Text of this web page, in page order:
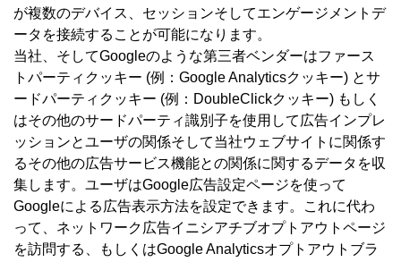
が複数のデバイス、セッションそしてエンゲージメントデ
ータを接続することが可能になります。
当社、そしてGoogleのような第三者ベンダーはファース
トパーティクッキー (例：Google Analyticsクッキー) とサ
ードパーティクッキー (例：DoubleClickクッキー) もしく
はその他のサードパーティ識別子を使用して広告インプレ
ッションとユーザの関係そして当社ウェブサイトに関係す
るその他の広告サービス機能との関係に関するデータを収
集します。ユーザはGoogle広告設定ページを使って
Googleによる広告表示方法を設定できます。これに代わ
って、ネットワーク広告イニシアチブオプトアウトページ
を訪問する、もしくはGoogle Analyticsオプトアウトブラ